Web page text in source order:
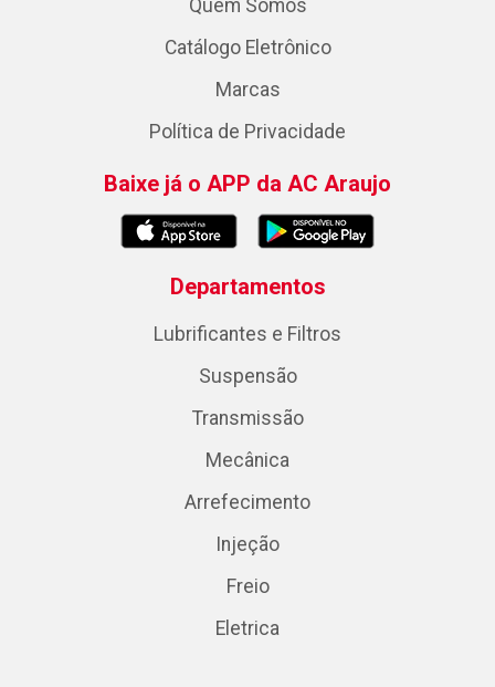
Quem Somos
Catálogo Eletrônico
Marcas
Política de Privacidade
Baixe já o APP da AC Araujo
Departamentos
Lubrificantes e Filtros
Suspensão
Transmissão
Mecânica
Arrefecimento
Injeção
Freio
Eletrica